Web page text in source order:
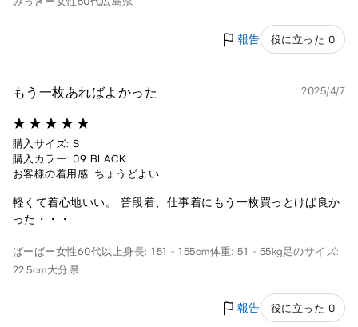
報告 役に立った 0
もう一枚あればよかった 2025/4/7
購入サイズ: S
購入カラー: 09 BLACK
お客様の着用感: ちょうどよい
軽くて着心地いい。 普段着、仕事着にもう一枚買っとけば良か
った・・・
ばーばー女性60代以上身長: 151 - 155cm体重: 51 - 55kg足のサイズ:
22.5cm大分県
報告 役に立った 0